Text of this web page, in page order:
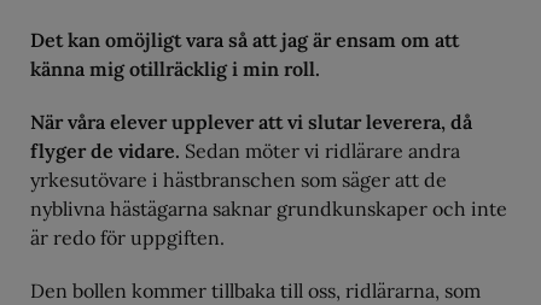
Det kan omöjligt vara så att jag är ensam om att
känna mig otillräcklig i min roll.
När våra elever upplever att vi slutar leverera, då
flyger de vidare. Sedan möter vi ridlärare andra
yrkesutövare i hästbranschen som säger att de
nyblivna hästägarna saknar grundkunskaper och inte
är redo för uppgiften.
Den bollen kommer tillbaka till oss, ridlärarna, som